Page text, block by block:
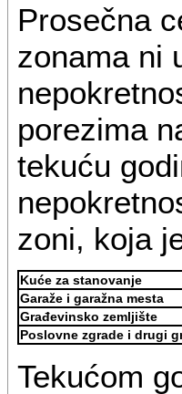
Prosečna
zonama ni
porezima
tekuću
zoni, koja
Kuće za stanovanje
Garaže i garažna mesta
Građevinsko zemljište
Poslovne zgrade i drugi
Tekućom